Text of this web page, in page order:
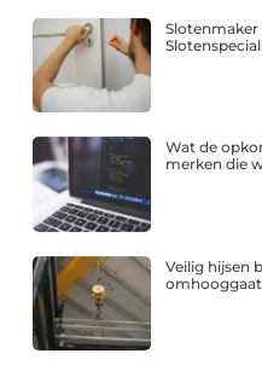
Wat de
merken die
Veilig hijsen
omhooggaat